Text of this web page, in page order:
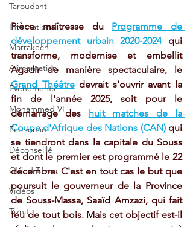
Taroudant
International
Marrakech
Alimentation
Evénements
Mohammed VI
Economie
Déconseillé
Ouled Teima
Vidéos
Tiznit
Pièce maîtresse du Programme de
développement urbain 2020-2024 qui
transforme, modernise et embellit
Grand Théâtre devrait s'ouvrir avant la
fin de l'année 2025, soit pour le
démarrage des huit matches de la
Coupe d'Afrique des Nations (CAN) qui
se tiendront dans la capitale du Souss
et dont le premier est programmé le 22
décembre. C'est en tout cas le but que
poursuit le gouverneur de la Province
de Souss-Massa, Saaïd Amzazi, qui fait
feu de tout bois. Mais cet objectif est-il